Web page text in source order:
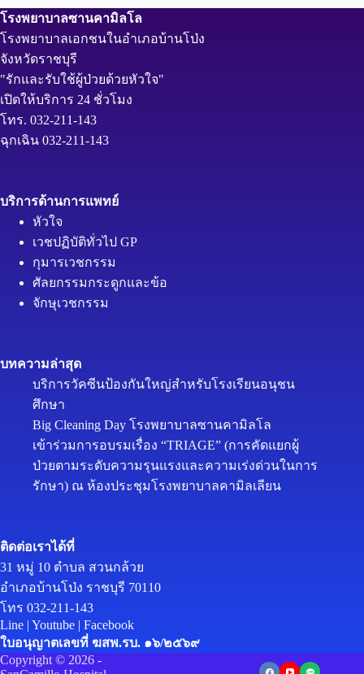
โรงพยาบาลซานคามิลโล
โรงพยาบาลเอกชนในอำเภอบ้านโป่ง
จังหวัดราชบุรี
"รักและรับใช้ผู้ป่วยด้วยหัวใจ"
เปิดให้บริการ 24 ชั่วโมง
โทร. 032-211-143
ฉุกเฉิน 032-211-143
บริการด้านการแพทย์
หัวใจ
เวชปฏิบัติทั่วไป GP
กุมารเวชกรรม
ศัลยกรรมกระดูกและข้อ
จักษุเวชกรรม
บทความล่าสุด
บริการวัคซีนป้องกันใหญ่สำหรับโรงเรียนอนุชน
ศึกษา
Big Cleaning Day โรงพยาบาลซานคามิลโล
เข้าร่วมการอบรมเรื่อง “TRIAGE” (การคัดแยกผู้
ป่วยตามระดับความรุนแรงและความเร่งด่วนในการ
รักษา) ณ ห้องประชุมโรงพยาบาลคามิลเลียน
ติดต่อเราได้ที่
31 หมู่ 10 ตำบล สวนกล้วย
อำเภอบ้านโป่ง ราชบุรี 70110
โทร 032-211-143
Line | Youtube | Facebook
ใบอนุญาตเลขที่ ฆสพ.รบ. ๑๖/๒๕๖๙
Copyright © 2026 -